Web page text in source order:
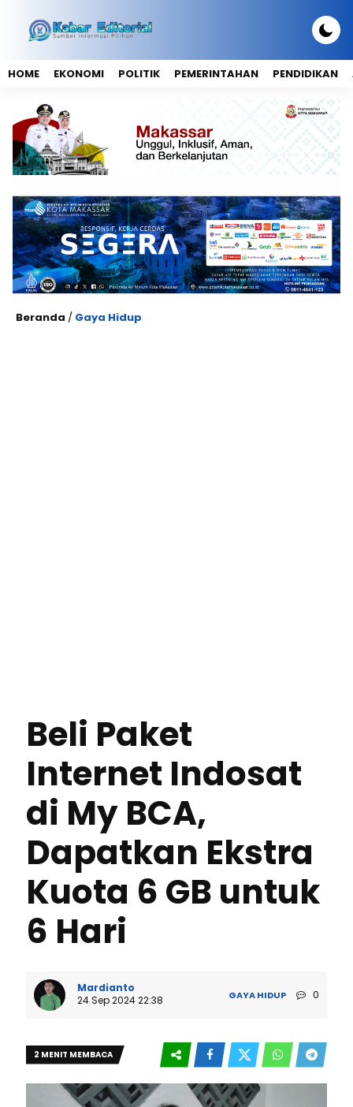
HOME EKONOMI POLITIK PEMERINTAHAN PENDIDIKAN
Beranda / Gaya Hidup
Beli Paket
Internet Indosat
di My BCA,
Dapatkan Ekstra
Kuota 6 GB untuk
6 Hari
Mardianto
24 Sep 2024 22:38
GAYA HIDUP 0
2 MENIT MEMBACA